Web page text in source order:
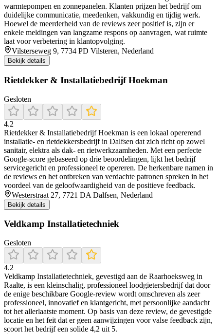
warmtepompen en zonnepanelen. Klanten prijzen het bedrijf om
duidelijke communicatie, meedenken, vakkundig en tijdig werk.
Hoewel de meerderheid van de reviews zeer positief is, zijn er
enkele meldingen van langzame respons op aanvragen, wat ruimte
laat voor verbetering in klantopvolging.
Vilsterseweg 9, 7734 PD Vilsteren, Nederland
Bekijk details
Rietdekker & Installatiebedrijf Hoekman
Gesloten
4.2
Rietdekker & Installatiebedrijf Hoekman is een lokaal opererend
installatie- en rietdekkersbedrijf in Dalfsen dat zich richt op zowel
sanitair, elektra als dak- en rietwerkzaamheden. Met een perfecte
Google-score gebaseerd op drie beoordelingen, lijkt het bedrijf
servicegericht en professioneel te opereren. De herkenbare namen in
de reviews en het ontbreken van verdachte patronen spreken in het
voordeel van de geloofwaardigheid van de positieve feedback.
Westerstraat 27, 7721 DA Dalfsen, Nederland
Bekijk details
Veldkamp Installatietechniek
Gesloten
4.2
Veldkamp Installatietechniek, gevestigd aan de Raarhoeksweg in
Raalte, is een kleinschalig, professioneel loodgietersbedrijf dat door
de enige beschikbare Google-review wordt omschreven als zeer
professioneel, innovatief en klantgericht, met persoonlijke aandacht
tot het allerlaatste moment. Op basis van deze review, de gevestigde
locatie en het feit dat er geen aanwijzingen voor valse feedback zijn,
scoort het bedrijf een solide 4,2 uit 5.